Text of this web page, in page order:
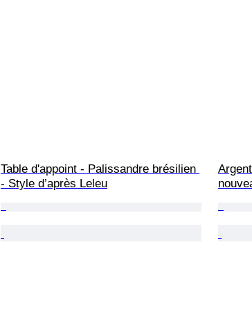
Table d'appoint - Palissandre brésilien
- Style d’après Leleu